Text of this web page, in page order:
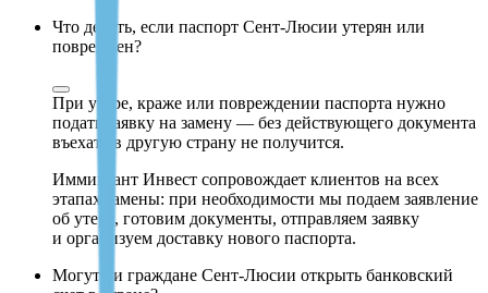
Что делать, если паспорт Сент-Люсии утерян или
поврежден?
При утере, краже или повреждении паспорта нужно
подать заявку на замену — без действующего документа
въехать в другую страну не получится.
Иммигрант Инвест сопровождает клиентов на всех
этапах замены: при необходимости мы подаем заявление
об утере, готовим документы, отправляем заявку
и организуем доставку нового паспорта.
Могут ли граждане Сент-Люсии открыть банковский